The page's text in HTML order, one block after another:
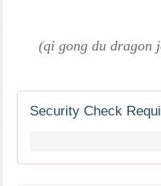
(qi gong du dragon
Security Check